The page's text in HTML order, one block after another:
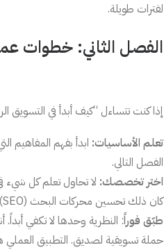
لفترات طويلة.
الفصل الثاني: خطوات
إذا كنت تتساءل “كيف أبدأ في
تعلم الأساسيات: ابدأ بفهم المفاهيم
الفصل التالي.
اختر تخصصك: لا تحاول تعلم كل شيء
كان ذلك تحسين محركات البحث (SEO)، أو إعلانات فيسبوك، أو التسويق بالمحتوى، وركز عليه أولاً حتى تتقنه.
طبّق فوراً: النظرية وحدها لا تكفي
حملة تسويقية لصديق. التطبيق